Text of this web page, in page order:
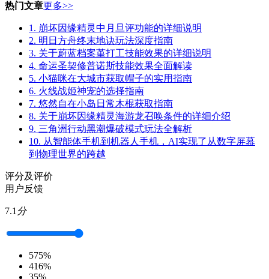
热门文章更多>>
1. 崩坏因缘精灵中月旦评功能的详细说明
2. 明日方舟终末地诀玩法深度指南
3. 关于蔚蓝档案堇打工技能效果的详细说明
4. 命运圣契修普诺斯技能效果全面解读
5. 小猫咪在大城市获取帽子的实用指南
6. 火线战姬神宠的选择指南
7. 悠然自在小岛日常木棍获取指南
8. 关于崩坏因缘精灵海游龙召唤条件的详细介绍
9. 三角洲行动黑潮爆破模式玩法全解析
10. 从智能体手机到机器人手机，AI实现了从数字屏幕
到物理世界的跨越
评分及评价
用户反馈
7.1分
575%
416%